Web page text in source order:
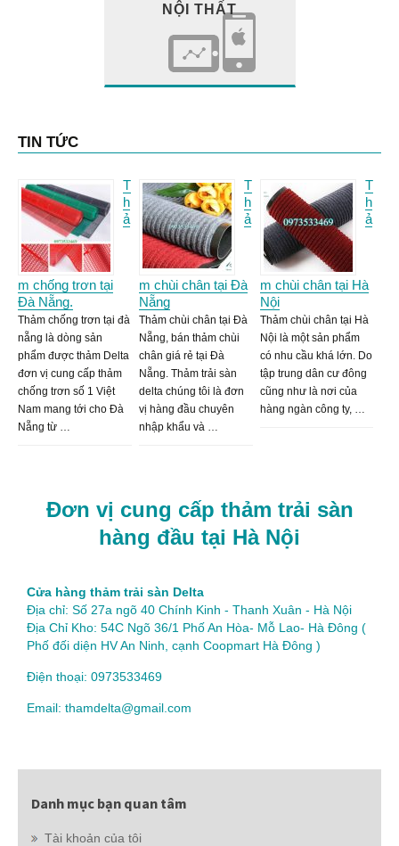
NỘI THẤT
TIN TỨC
T
h
ả
m chống trơn tại
Đà Nẵng.
Thảm chống trơn tại đà
nẵng là dòng sản
phẩm được thảm Delta
đơn vị cung cấp thảm
chống trơn số 1 Việt
Nam mang tới cho Đà
Nẵng từ …
T
h
ả
m chùi chân tại Đà
Nẵng
Thảm chùi chân tại Đà
Nẵng, bán thảm chùi
chân giá rẻ tại Đà
Nẵng. Thảm trải sàn
delta chúng tôi là đơn
vị hàng đầu chuyên
nhập khẩu và …
T
h
ả
m chùi chân tại Hà
Nội
Thảm chùi chân tại Hà
Nội là một sản phẩm
có nhu cầu khá lớn. Do
tập trung dân cư đông
cũng như là nơi của
hàng ngàn công ty, …
Đơn vị cung cấp thảm trải sàn
hàng đầu tại Hà Nội
Cửa hàng thảm trải sàn Delta
Địa chỉ: Số 27a ngõ 40 Chính Kinh - Thanh Xuân - Hà Nội
Địa Chỉ Kho: 54C Ngõ 36/1 Phố An Hòa- Mỗ Lao- Hà Đông (
Phố đối diện HV An Ninh, cạnh Coopmart Hà Đông )
Điện thoại: 0973533469
Email: thamdelta@gmail.com
Danh mục bạn quan tâm
Tài khoản của tôi